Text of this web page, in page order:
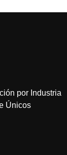
por Industria
Únicos